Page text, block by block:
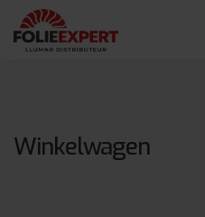
Winkelwagen